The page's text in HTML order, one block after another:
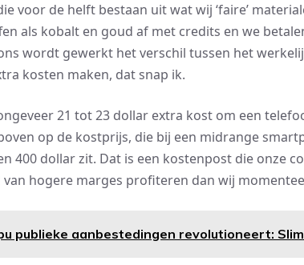
voor de helft bestaan uit wat wij ‘faire’
als kobalt en goud af met credits en we
wordt gewerkt het verschil tussen het
kosten maken, dat snap ik.
21 tot 23 dollar extra kost om een
op de kostprijs, die bij een midrange
400 dollar zit. Dat is een kostenpost die onze
hogere marges profiteren dan wij
publieke aanbestedingen revolutioneert: